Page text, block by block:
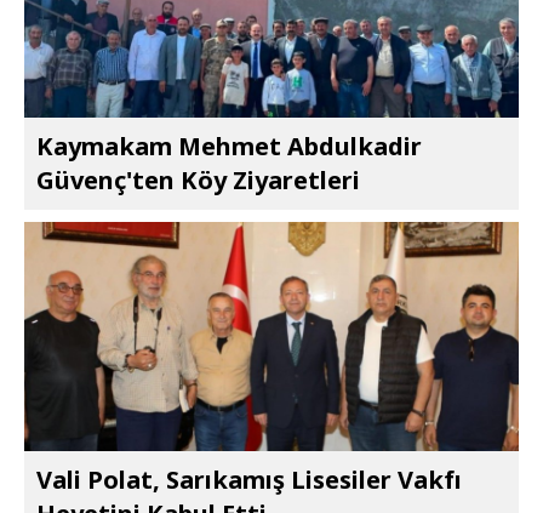
Kaymakam Mehmet Abdulkadir
Güvenç'ten Köy Ziyaretleri
Vali Polat, Sarıkamış Lisesiler Vakfı